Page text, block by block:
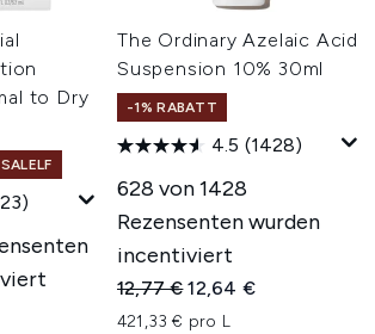
to Dry
The Ordinary Azelaic Acid
Suspension 10% 30ml
-1% RABATT
4.5 (1428)
628 von 1428
Rezensenten wurden
incentiviert
Unverbindliche
12,77 €Aktueller Preis:
12,64 €
421,33 € pro L